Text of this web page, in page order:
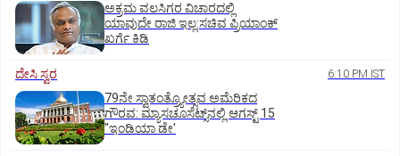
ಅಕ್ರಮ ವಲಸಿಗರ ವಿಚಾರದಲ್ಲಿ
ಯಾವುದೇ ರಾಜಿ ಇಲ್ಲ:ಸಚಿವ ಪ್ರಿಯಾಂಕ್
ಖರ್ಗೆ ಕಿಡಿ
ದೇಸಿ ಸ್ವರ 6:10 PM IST
79ನೇ ಸ್ವಾತಂತ್ರ್ಯೋತ್ಸವ ಅಮೆರಿಕದ
ಗೌರವ: ಮ್ಯಾಸಚೂಸೆಟ್ಸ್‌ನಲ್ಲಿ ಆಗಸ್ಟ್‌ 15
"ಇಂಡಿಯಾ ಡೇ'